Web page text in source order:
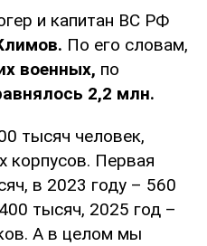
и капитан ВС РФ
По его словам,
военных, по
2,2 млн.
тысяч человек,
корпусов. Первая
в 2023 году – 560
тысяч, 2025 год –
А в целом мы